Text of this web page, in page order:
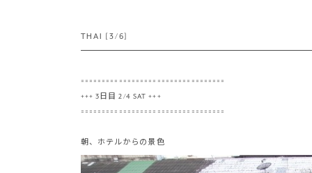
THAI [3/6]
==================================
+++ 3日目 2/4 SAT +++
==================================
朝、ホテルからの景色